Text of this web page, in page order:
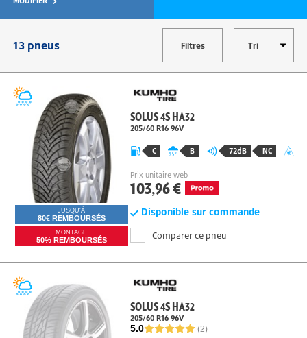
13 pneus
JUSQU'À
80€ REMBOURSÉS
MONTAGE
SOLUS 4S HA32
C B 72dB NC
Prix unitaire web
103,96 €
Disponible sur commande
SOLUS 4S HA32
205/60 R16 96V